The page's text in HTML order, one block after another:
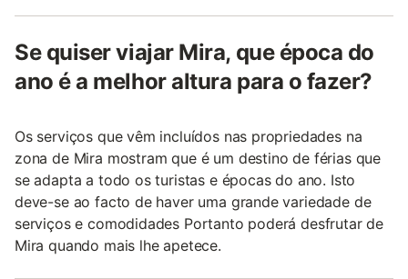
Se quiser viajar Mira, que época do
ano é a melhor altura para o fazer?
Os serviços que vêm incluídos nas propriedades na
zona de Mira mostram que é um destino de férias que
se adapta a todo os turistas e épocas do ano. Isto
deve-se ao facto de haver uma grande variedade de
serviços e comodidades Portanto poderá desfrutar de
Mira quando mais lhe apetece.